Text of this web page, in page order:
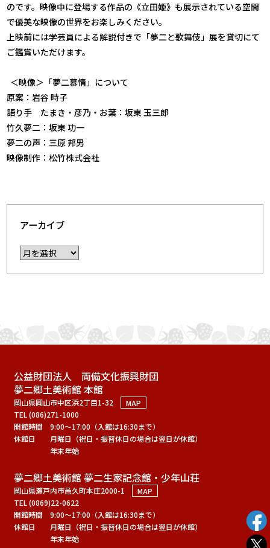
のです。映像中に登場する作品の《立田姫》も展示されている空間
で優美な映像の世界をお楽しみください。
上映前には学芸員による解説付きで「夢二と歌舞伎」展を貸切にて
ご鑑賞いただけます。
＜映像＞「夢二慕情」について
原案：岩谷 時子
語り手 たまき・彦乃・お葉：坂東 玉三郎
竹久夢二：坂東 功一
夢二の声：三原 邦男
映像制作：松竹株式会社
アーカイブ
公益財団法人 両備文化振興財団
夢二郷土美術館 本館
岡山県岡山市中区浜2丁目1-32
MAP
TEL (086)271-1000
開館時間
9:00～17:00（入館は16:30まで）
休館日
月曜日（祝日・振替休日の場合は翌日が休館）
年末年始
夢二郷土美術館 夢二生家記念館・少年山荘
岡山県瀬戸内市邑久町本庄2000-1
MAP
TEL (0869)22-0622
開館時間
9:00～17:00（入館は16:30まで）
休館日
月曜日（祝日・振替休日の場合は翌日が休館）
年末年始